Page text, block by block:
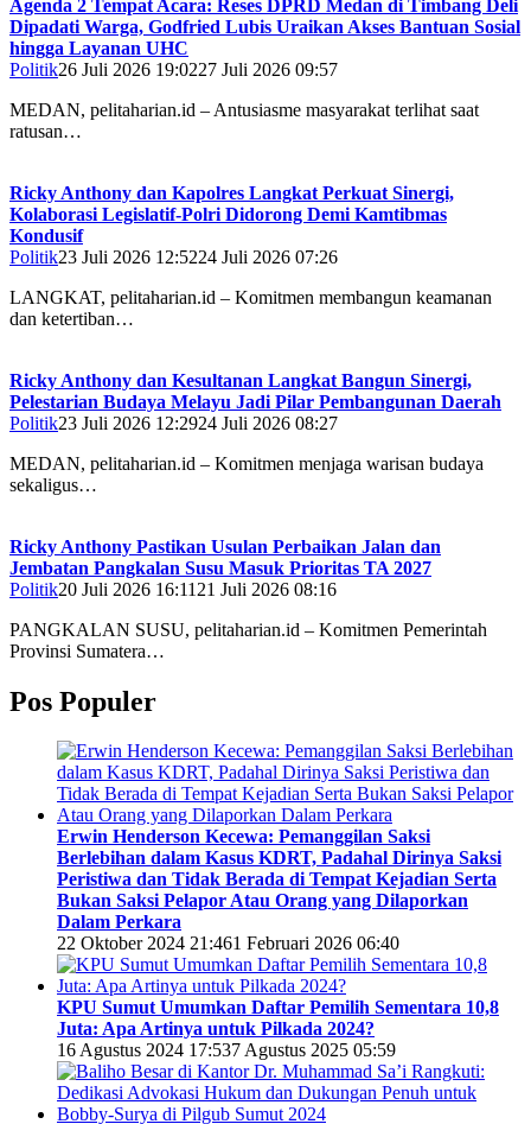
Agenda 2 Tempat Acara: Reses DPRD Medan di Timbang Deli
Dipadati Warga, Godfried Lubis Uraikan Akses Bantuan Sosial
hingga Layanan UHC
Politik26 Juli 2026 19:0227 Juli 2026 09:57
MEDAN, pelitaharian.id – Antusiasme masyarakat terlihat saat
ratusan…
Ricky Anthony dan Kapolres Langkat Perkuat Sinergi,
Kolaborasi Legislatif-Polri Didorong Demi Kamtibmas
Kondusif
Politik23 Juli 2026 12:5224 Juli 2026 07:26
LANGKAT, pelitaharian.id – Komitmen membangun keamanan
dan ketertiban…
Ricky Anthony dan Kesultanan Langkat Bangun Sinergi,
Pelestarian Budaya Melayu Jadi Pilar Pembangunan Daerah
Politik23 Juli 2026 12:2924 Juli 2026 08:27
MEDAN, pelitaharian.id – Komitmen menjaga warisan budaya
sekaligus…
Ricky Anthony Pastikan Usulan Perbaikan Jalan dan
Jembatan Pangkalan Susu Masuk Prioritas TA 2027
Politik20 Juli 2026 16:11 21 Juli 2026 08:16
PANGKALAN SUSU, pelitaharian.id – Komitmen Pemerintah
Provinsi Sumatera…
Pos Populer
Erwin Henderson Kecewa: Pemanggilan Saksi
Berlebihan dalam Kasus KDRT, Padahal Dirinya Saksi
Peristiwa dan Tidak Berada di Tempat Kejadian Serta
Bukan Saksi Pelapor Atau Orang yang Dilaporkan
Dalam Perkara
22 Oktober 2024 21:461 Februari 2026 06:40
KPU Sumut Umumkan Daftar Pemilih Sementara 10,8
Juta: Apa Artinya untuk Pilkada 2024?
16 Agustus 2024 17:537 Agustus 2025 05:59